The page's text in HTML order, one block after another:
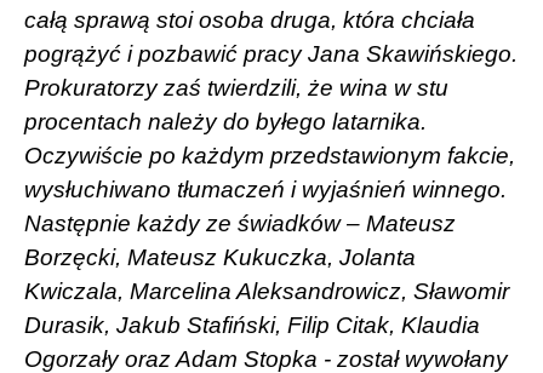
całą sprawą stoi osoba druga, która chciała
pogrążyć i pozbawić pracy Jana Skawińskiego.
Prokuratorzy zaś twierdzili, że wina w stu
procentach należy do byłego latarnika.
Oczywiście po każdym przedstawionym fakcie,
wysłuchiwano tłumaczeń i wyjaśnień winnego.
Następnie każdy ze świadków – Mateusz
Borzęcki, Mateusz Kukuczka, Jolanta
Kwiczala, Marcelina Aleksandrowicz, Sławomir
Durasik, Jakub Stafiński, Filip Citak, Klaudia
Ogorzały oraz Adam Stopka - został wywołany